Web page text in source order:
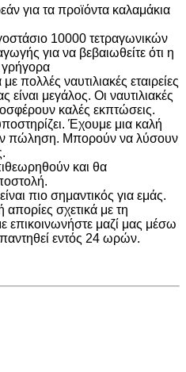
για τα προϊόντα καλαμάκια
10000 τετραγωνικών
για να βεβαιωθείτε ότι η
γρήγορα
πολλές ναυτιλιακές εταιρείες
μεγάλος. Οι ναυτιλιακές
καλές εκπτώσεις.
Έχουμε μια καλή
πώληση. Μπορούν να λύσουν
και θα
πιο σημαντικός για εμάς.
σχετικά με τη
μαζί μας μέσω
εντός 24 ωρών.